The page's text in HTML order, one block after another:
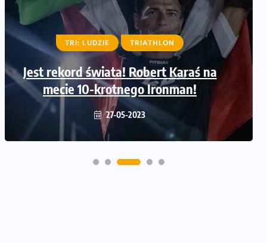
LUDZIE TRIATHLON
Adrian Kostera ustanowił rekord
świata w pięciokrotnym IRONMAN!
30-06-2022